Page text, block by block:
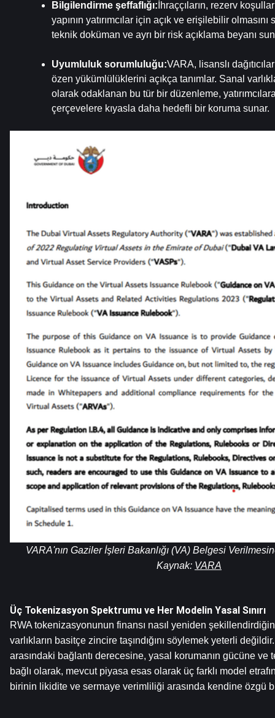
Bilgilendirme şeffaflığı: İhraççıların, rezerv
yapının yatırımcılar için açık ve erişilebilir olmasını
teknik doküman ve ayrı bir risk açıklama beyanı
Uyumluluk sorumluluğu:VARA, lisanslı
özen yükümlülüklerini açıkça tanımlar. Sanal
olarak odaklanan bu tür bir düzenleme,
çerçevelere kıyasla daha hedefli bir koruma sunar.
VARA'nın Gaziler İşleri Bakanlığı (VA) Belgesi
Kaynak: VARA
Üç Tokenizasyon Spektrumu ve Her Modelin Yasal Sınırı
RWA tokenizasyonunun finansı nasıl yeniden
varlıkların basitçe zincire taşındığını söylemek yeterli
arasındaki bağlantı derecesine, yasal korumanın gücüne ve
bağlı olarak, mevcut piyasa esas olarak üç farklı model
birinin likidite ve sermaye verimliliği arasında kendine özgü